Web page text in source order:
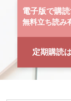
電子版で購
無料立ち読み
定期購読